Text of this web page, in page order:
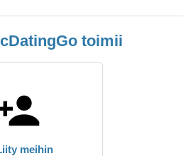
toimii
meihin